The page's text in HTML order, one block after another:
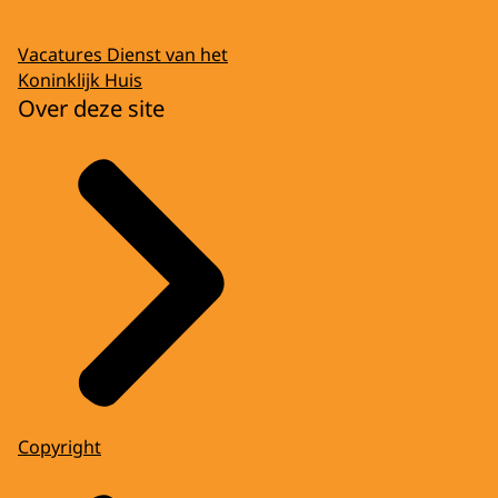
Vacatures Dienst van het
Koninklijk Huis
Over deze site
Copyright